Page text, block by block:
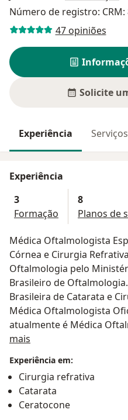
Número de registro: CRM:
47 opiniões
Solicite
Experiência Serviços
Experiência
3
Formação
8
Planos de
Médica Oftalmologista
Córnea e Cirurgia
Oftalmologia pelo
Brasileiro de
Brasileira de Catarata e Cirurgia
Médica Oftalmologista
atualmente é Médica
de Hospitais Universitários pela EBSERH. Atendimento
personalizado com todo
sua consulta!
mais
Experiência em:
Cirurgia refrativa
Catarata
Ceratocone